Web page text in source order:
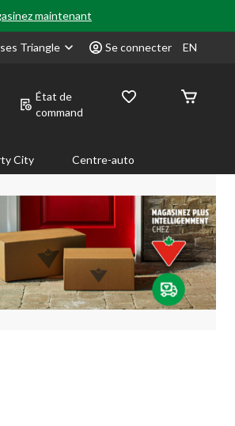
maintenant
Triangle Se connecter EN
État de
command
City Centre-auto